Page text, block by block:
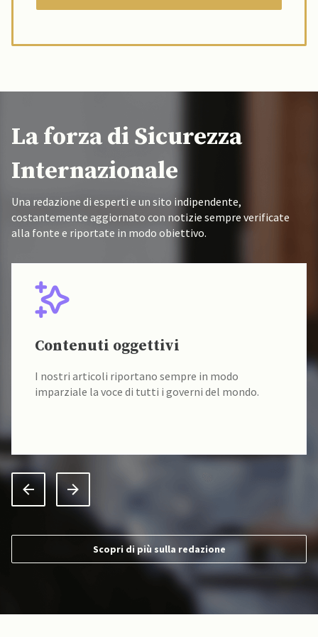
La forza di Sicurezza
Internazionale
Una redazione di esperti e un sito indipendente,
costantemente aggiornato con notizie sempre verificate
alla fonte e riportate in modo obiettivo.
Contenuti oggettivi
I nostri articoli riportano sempre in modo
imparziale la voce di tutti i governi del mondo.
Scopri di più sulla redazione